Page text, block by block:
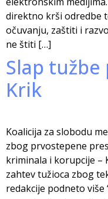
direktno krši odredbe
očuvanju, zaštiti i
ne štiti […]
Slap
Krik
Koalicija za slobodu
zbog prvostepene
kriminala i korupcije –
zahtev tužioca zbog
redakcije podneto